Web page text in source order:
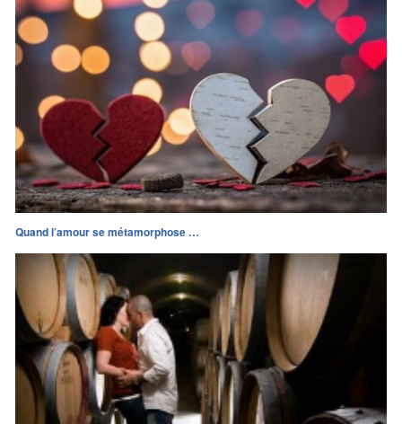
Quand l’amour se métamorphose …